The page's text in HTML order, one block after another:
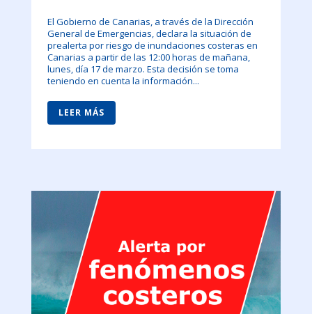
El Gobierno de Canarias, a través de la Dirección
General de Emergencias, declara la situación de
prealerta por riesgo de inundaciones costeras en
Canarias a partir de las 12:00 horas de mañana,
lunes, día 17 de marzo. Esta decisión se toma
teniendo en cuenta la información...
LEER MÁS